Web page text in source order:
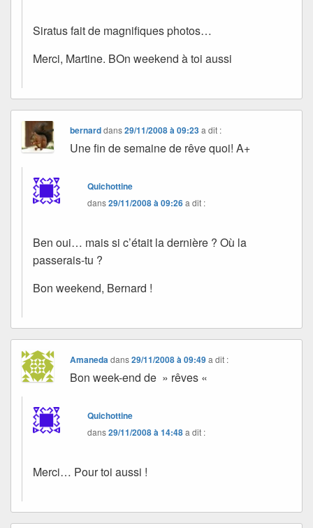
Siratus fait de magnifiques photos…
Merci, Martine. BOn weekend à toi aussi
bernarddans29/11/2008 à 09:23 a dit :
Une fin de semaine de rêve quoi! A+
Quichottine
dans29/11/2008 à 09:26a dit :
Ben oui… mais si c’était la dernière ? Où la
passerais-tu ?
Bon weekend, Bernard !
Amaneda dans29/11/2008 à 09:49 a dit :
Bon week-end de » rêves «
Quichottine
dans29/11/2008 à 14:48a dit :
Merci… Pour toi aussi !